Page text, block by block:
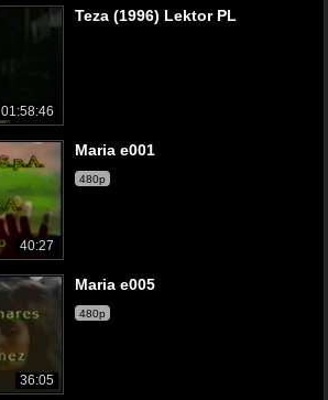
01:58:46
Teza (1996) Lektor PL
40:27
Maria e001
480p
36:05
Maria e005
480p